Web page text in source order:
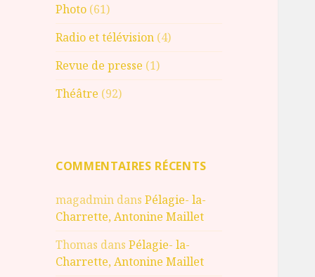
Photo (61)
Radio et télévision (4)
Revue de presse (1)
Théâtre (92)
COMMENTAIRES RÉCENTS
magadmin dansPélagie- la-
Charrette, Antonine Maillet
Thomas dansPélagie- la-
Charrette, Antonine Maillet